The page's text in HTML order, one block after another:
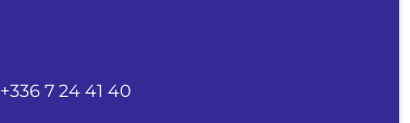
+336 7 24 41 40